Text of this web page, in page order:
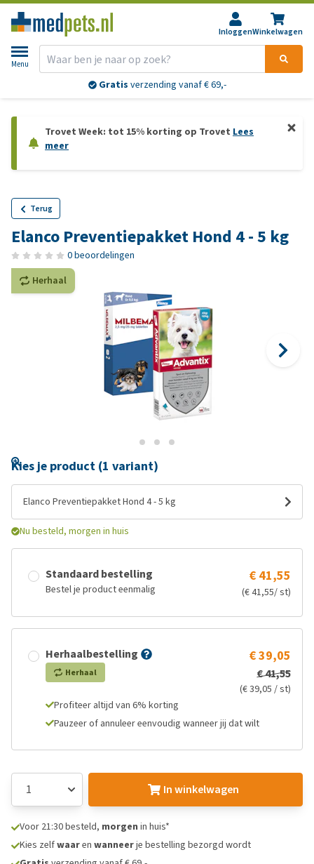
InloggenWinkelwagen
Menu
Gratis verzending vanaf € 69,-
Trovet Week: tot 15% korting op Trovet Lees
meer
Terug
Elanco Preventiepakket Hond 4 - 5 kg
0 beoordelingen
Herhaal
Kies je product (1 variant)
Elanco Preventiepakket Hond 4 - 5 kg
Nu besteld, morgen in huis
Standaard bestelling
Bestel je product eenmalig
€ 41,55
(€ 41,55/ st)
Herhaalbestelling
Herhaal
€ 39,05
€ 41,55
(€ 39,05 / st)
Profiteer altijd van 6% korting
Pauzeer of annuleer eenvoudig wanneer jij dat wilt
In winkelwagen
Voor 21:30 besteld, morgen in huis*
Kies zelfwaaren wanneerje bestelling bezorgd wordt